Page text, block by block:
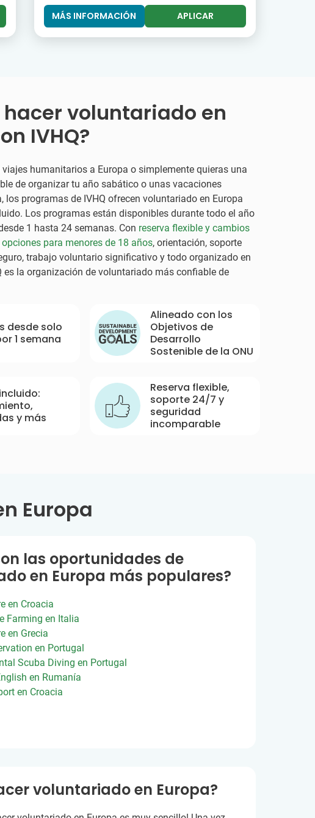
MÁS INFORMACIÓN APLICAR
hacer voluntariado en
IVHQ?
viajes humanitarios a Europa o simplemente quieras una
de organizar tu año sabático o unas vacaciones
los programas de IVHQ ofrecen voluntariado en Europa
Los programas están disponibles durante todo el año
1 hasta 24 semanas. Con reserva flexible y cambios
opciones para menores de 18 años, orientación, soporte
trabajo voluntario significativo y todo organizado en
es la organización de voluntariado más confiable de
desde solo
1 semana
Alineado con los
Objetivos de
Desarrollo
Sostenible de la ONU
y más
Reserva flexible,
soporte 24/7 y
seguridad
incomparable
Europa
las oportunidades de
en Europa más populares?
en Croacia
Farming en Italia
en Grecia
en Portugal
Scuba Diving en Portugal
en Rumanía
en Croacia
voluntariado en Europa?